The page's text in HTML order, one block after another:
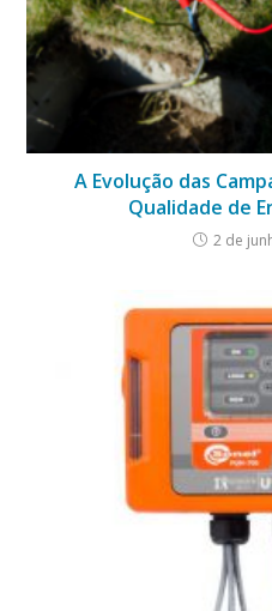
A Evolução das
Qualidade de
2 de